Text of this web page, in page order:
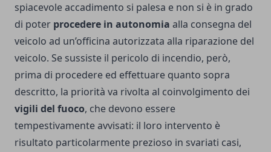
spiacevole accadimento si palesa e non si è in grado
di poter procedere in autonomia alla consegna del
veicolo ad un’officina autorizzata alla riparazione del
veicolo. Se sussiste il pericolo di incendio, però,
prima di procedere ed effettuare quanto sopra
descritto, la priorità va rivolta al coinvolgimento dei
vigili del fuoco, che devono essere
tempestivamente avvisati: il loro intervento è
risultato particolarmente prezioso in svariati casi,